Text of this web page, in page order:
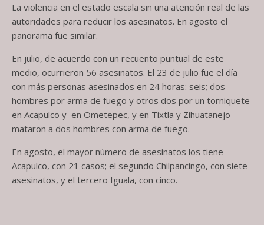
La violencia en el estado escala sin una atención real de las
autoridades para reducir los asesinatos. En agosto el
panorama fue similar.
En julio, de acuerdo con un recuento puntual de este
medio, ocurrieron 56 asesinatos. El 23 de julio fue el día
con más personas asesinados en 24 horas: seis; dos
hombres por arma de fuego y otros dos por un torniquete
en Acapulco y en Ometepec, y en Tixtla y Zihuatanejo
mataron a dos hombres con arma de fuego.
En agosto, el mayor número de asesinatos los tiene
Acapulco, con 21 casos; el segundo Chilpancingo, con siete
asesinatos, y el tercero Iguala, con cinco.